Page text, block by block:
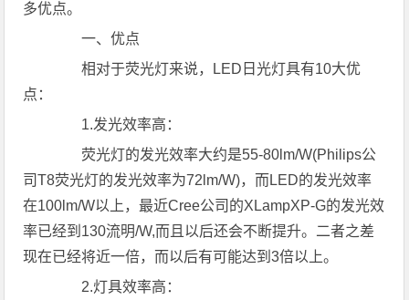
多优点。
一、优点
相对于荧光灯来说，LED日光灯具有10大优
点：
1.发光效率高：
荧光灯的发光效率大约是55-80lm/W(Philips公
司T8荧光灯的发光效率为72lm/W)，而LED的发光效率
在100lm/W以上，最近Cree公司的XLampXP-G的发光效
率已经到130流明/W,而且以后还会不断提升。二者之差
现在已经将近一倍，而以后有可能达到3倍以上。
2.灯具效率高：